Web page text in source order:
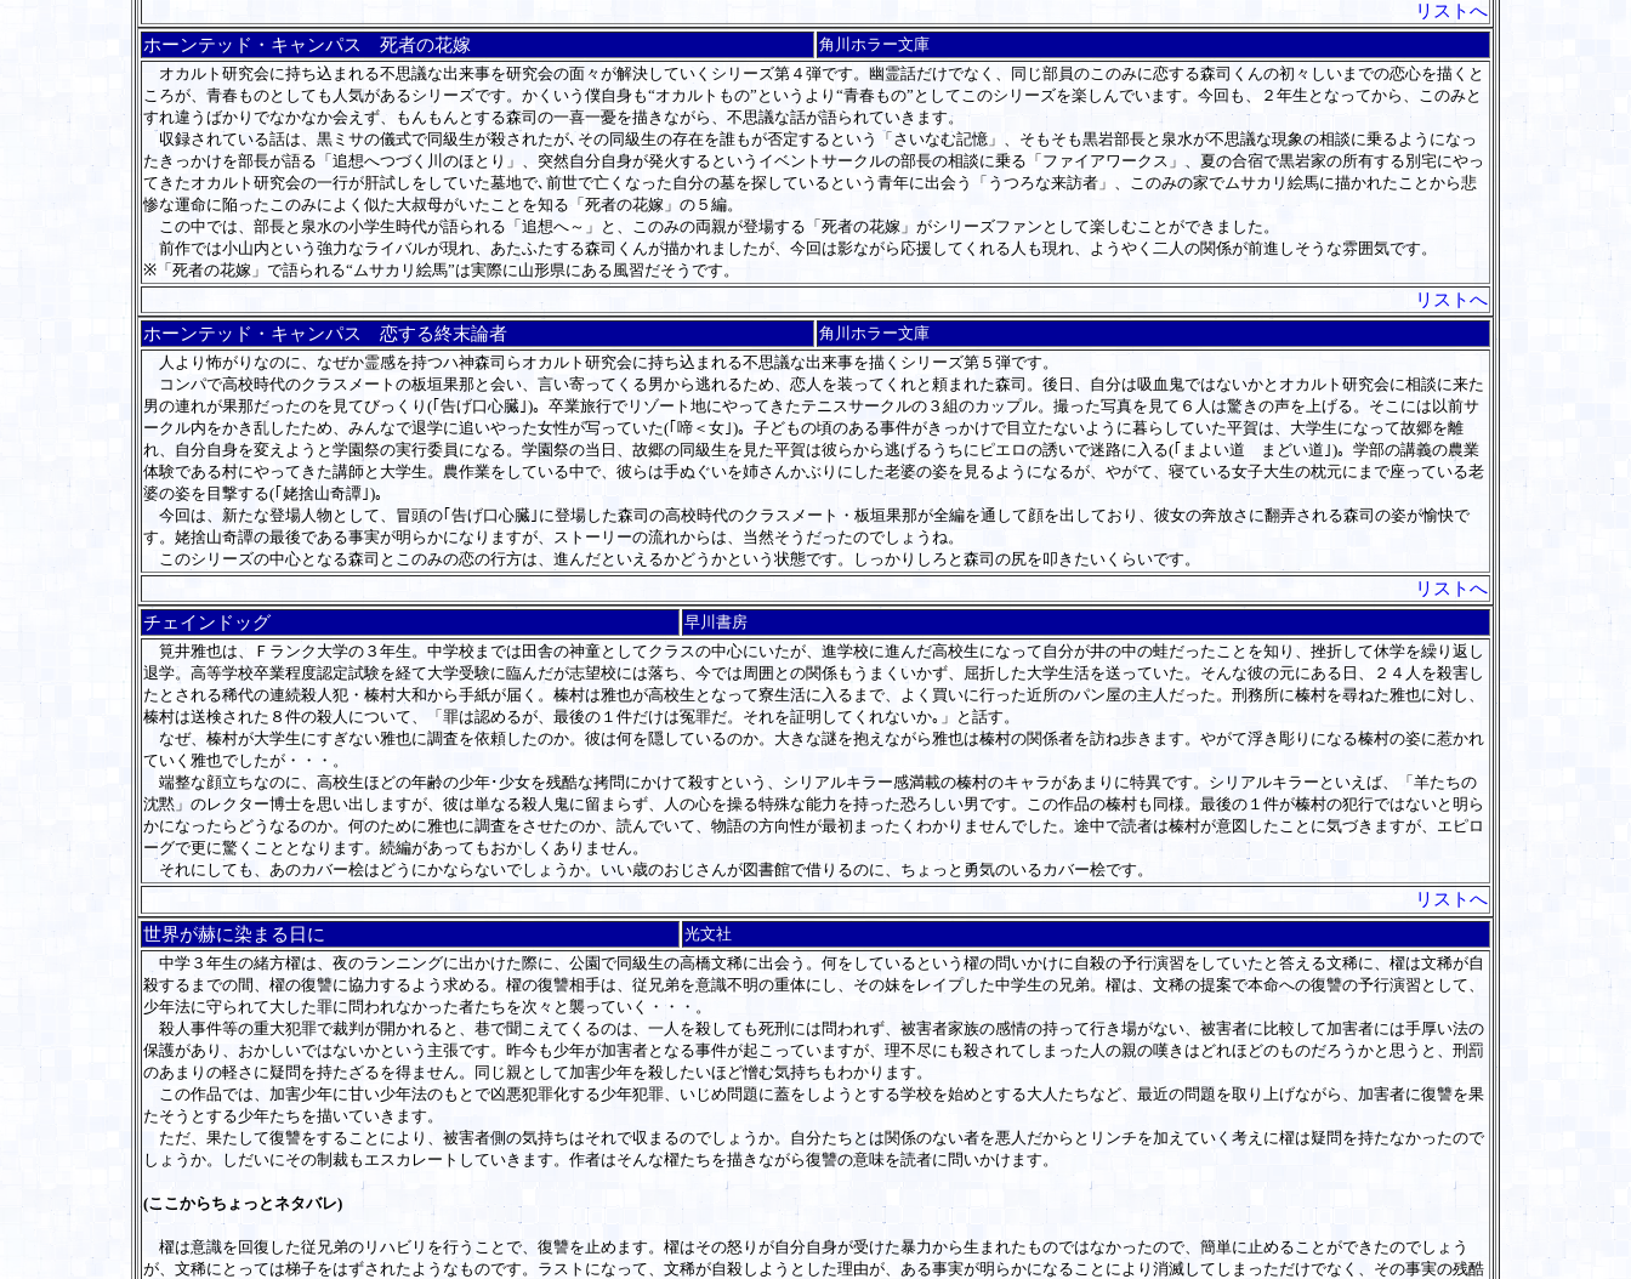
リストへ
ホーンテッド・キャンパス 死者の花嫁
角川ホラー文庫
オカルト研究会に持ち込まれる不思議な出来事を研究会の面々が解決していくシリーズ第４弾です。幽霊話だけでなく、同じ部員のこのみに恋する森司くんの初々しいまでの恋心を描くと
ころが、青春ものとしても人気があるシリーズです。かくいう僕自身も“オカルトもの”というより“青春もの”としてこのシリーズを楽しんでいます。今回も、２年生となってから、このみと
すれ違うばかりでなかなか会えず、もんもんとする森司の一喜一憂を描きながら、不思議な話が語られていきます。
収録されている話は、黒ミサの儀式で同級生が殺されたが､その同級生の存在を誰もが否定するという「さいなむ記憶」、そもそも黒岩部長と泉水が不思議な現象の相談に乗るようになっ
たきっかけを部長が語る「追想へつづく川のほとり」、突然自分自身が発火するというイベントサークルの部長の相談に乗る「ファイアワークス」、夏の合宿で黒岩家の所有する別宅にやっ
てきたオカルト研究会の一行が肝試しをしていた墓地で､前世で亡くなった自分の墓を探しているという青年に出会う「うつろな来訪者」、このみの家でムサカリ絵馬に描かれたことから悲
惨な運命に陥ったこのみによく似た大叔母がいたことを知る「死者の花嫁」の５編。
この中では、部長と泉水の小学生時代が語られる「追想へ～」と、このみの両親が登場する「死者の花嫁」がシリーズファンとして楽しむことができました。
前作では小山内という強力なライバルが現れ、あたふたする森司くんが描かれましたが、今回は影ながら応援してくれる人も現れ、ようやく二人の関係が前進しそうな雰囲気です。
※「死者の花嫁」で語られる“ムサカリ絵馬”は実際に山形県にある風習だそうです。
リストへ
ホーンテッド・キャンパス 恋する終末論者
角川ホラー文庫
人より怖がりなのに、なぜか霊感を持つハ神森司らオカルト研究会に持ち込まれる不思議な出来事を描くシリーズ第５弾です。
コンパで高校時代のクラスメートの板垣果那と会い、言い寄ってくる男から逃れるため、恋人を装ってくれと頼まれた森司。後日、自分は吸血鬼ではないかとオカルト研究会に相談に来た
男の連れが果那だったのを見てびっくり(｢告げ口心臓｣)。卒業旅行でリゾート地にやってきたテニスサークルの３組のカップル。撮った写真を見て６人は驚きの声を上げる。そこには以前サ
ークル内をかき乱したため、みんなで退学に追いやった女性が写っていた(｢啼＜女｣)。子どもの頃のある事件がきっかけで目立たないように暮らしていた平賀は、大学生になって故郷を離
れ、自分自身を変えようと学園祭の実行委員になる。学園祭の当日、故郷の同級生を見た平賀は彼らから逃げるうちにピエロの誘いで迷路に入る(｢まよい道 まどい道｣)。学部の講義の農業
体験である村にやってきた講師と大学生。農作業をしている中で、彼らは手ぬぐいを姉さんかぶりにした老婆の姿を見るようになるが、やがて、寝ている女子大生の枕元にまで座っている老
婆の姿を目撃する(｢姥捨山奇譚｣)。
今回は、新たな登場人物として、冒頭の｢告げ口心臓｣に登場した森司の高校時代のクラスメート・板垣果那が全編を通して顔を出しており、彼女の奔放さに翻弄される森司の姿が愉快で
す。姥捨山奇譚の最後である事実が明らかになりますが、ストーリーの流れからは、当然そうだったのでしょうね。
このシリーズの中心となる森司とこのみの恋の行方は、進んだといえるかどうかという状態です。しっかりしろと森司の尻を叩きたいくらいです。
リストへ
チェインドッグ
早川書房
筧井雅也は、Ｆランク大学の３年生。中学校までは田舎の神童としてクラスの中心にいたが、進学校に進んだ高校生になって自分が井の中の蛙だったことを知り、挫折して休学を繰り返し
退学。高等学校卒業程度認定試験を経て大学受験に臨んだが志望校には落ち、今では周囲との関係もうまくいかず、屈折した大学生活を送っていた。そんな彼の元にある日、２４人を殺害し
たとされる稀代の連続殺人犯・榛村大和から手紙が届く。榛村は雅也が高校生となって寮生活に入るまで、よく買いに行った近所のパン屋の主人だった。刑務所に榛村を尋ねた雅也に対し、
榛村は送検された８件の殺人について、「罪は認めるが、最後の１件だけは冤罪だ。それを証明してくれないか｡」と話す。
なぜ、榛村が大学生にすぎない雅也に調査を依頼したのか。彼は何を隠しているのか。大きな謎を抱えながら雅也は榛村の関係者を訪ね歩きます。やがて浮き彫りになる榛村の姿に惹かれ
ていく雅也でしたが・・・。
端整な顔立ちなのに、高校生ほどの年齢の少年･少女を残酷な拷問にかけて殺すという、シリアルキラー感満載の榛村のキャラがあまりに特異です。シリアルキラーといえば、「羊たちの
沈黙」のレクター博士を思い出しますが、彼は単なる殺人鬼に留まらず、人の心を操る特殊な能力を持った恐ろしい男です。この作品の榛村も同様。最後の１件が榛村の犯行ではないと明ら
かになったらどうなるのか。何のために雅也に調査をさせたのか、読んでいて、物語の方向性が最初まったくわかりませんでした。途中で読者は榛村が意図したことに気づきますが、エピロ
ーグで更に驚くこととなります。続編があってもおかしくありません。
それにしても、あのカバー桧はどうにかならないでしょうか。いい歳のおじさんが図書館で借りるのに、ちょっと勇気のいるカバー桧です。
リストへ
世界が赫に染まる日に
光文社
中学３年生の緒方櫂は、夜のランニングに出かけた際に、公園で同級生の高橋文稀に出会う。何をしているという櫂の問いかけに自殺の予行演習をしていたと答える文稀に、櫂は文稀が自
殺するまでの間、櫂の復讐に協力するよう求める。櫂の復讐相手は、従兄弟を意識不明の重体にし、その妹をレイプした中学生の兄弟。櫂は、文稀の提案で本命への復讐の予行演習として、
少年法に守られて大した罪に問われなかった者たちを次々と襲っていく・・・。
殺人事件等の重大犯罪で裁判が開かれると、巷で聞こえてくるのは、一人を殺しても死刑には問われず、被害者家族の感情の持って行き場がない、被害者に比較して加害者には手厚い法の
保護があり、おかしいではないかという主張です。昨今も少年が加害者となる事件が起こっていますが、理不尽にも殺されてしまった人の親の嘆きはどれほどのものだろうかと思うと、刑罰
のあまりの軽さに疑問を持たざるを得ません。同じ親として加害少年を殺したいほど憎む気持ちもわかります。
この作品では、加害少年に甘い少年法のもとで凶悪犯罪化する少年犯罪、いじめ問題に蓋をしようとする学校を始めとする大人たちなど、最近の問題を取り上げながら、加害者に復讐を果
たそうとする少年たちを描いていきます。
ただ、果たして復讐をすることにより、被害者側の気持ちはそれで収まるのでしょうか。自分たちとは関係のない者を悪人だからとリンチを加えていく考えに櫂は疑問を持たなかったので
しょうか。しだいにその制裁もエスカレートしていきます。作者はそんな櫂たちを描きながら復讐の意味を読者に問いかけます。
(ここからちょっとネタバレ)
櫂は意識を回復した従兄弟のリハビリを行うことで、復讐を止めます。櫂はその怒りが自分自身が受けた暴力から生まれたものではなかったので、簡単に止めることができたのでしょう
が、文稀にとっては梯子をはずされたようなものです。ラストになって、文稀が自殺しようとした理由が、ある事実が明らかになることにより消滅してしまっただけでなく、その事実の残酷